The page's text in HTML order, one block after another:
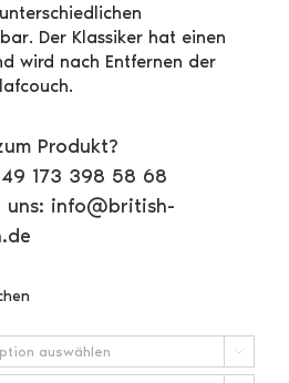
Der Klassiker hat einen
wird nach Entfernen der
Produkt?
173 398 58 68
uns: info@british-
